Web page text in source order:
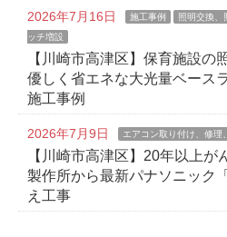
2026年7月16日 施工事例
照明交換、
ッチ増設
【川崎市高津区】保育施設
優しく省エネな大光量ベース
施工事例
2026年7月9日 エアコン取り付け、修理
【川崎市高津区】20年以上
製作所から最新パナソニック
え工事